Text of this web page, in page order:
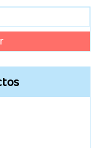
era: es: